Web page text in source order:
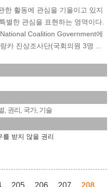
한 활동에 관심을 기울이고 있지
별한 관심을 표현하는 영역이다.
Coalition Government에
카 진상조사단(국회의원 3명 ...
권리 국가, 기술
를 받지 않을 권리
205 206 207 208